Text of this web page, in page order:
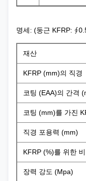
명세: (둥근 KFRP:
재산
KFRP (mm)의 직경
코팅 (EAA)의 간격
코팅 (mm)를 가진
직경 포용력 (mm)
KFRP (%)를 위한
장력 강도 (Mpa)